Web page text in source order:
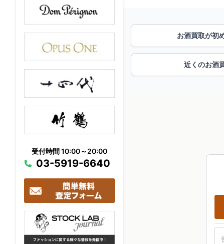
受付時間 10:00～20:00
03-5919-6640
お酒買取が初
近くのお酒